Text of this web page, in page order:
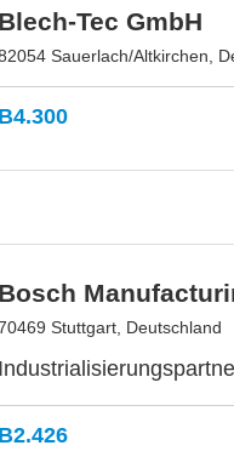
Blech-Tec GmbH
Sauerlach/Altkirchen,
B4.300
Bosch
Stuttgart, Deutschland
B2.426